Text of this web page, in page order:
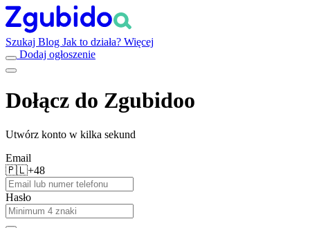
Szukaj Blog Jak to działa? Więcej
Dodaj ogłoszenie
Dołącz do Zgubidoo
Utwórz konto w kilka sekund
Email
🇵🇱+48
Hasło